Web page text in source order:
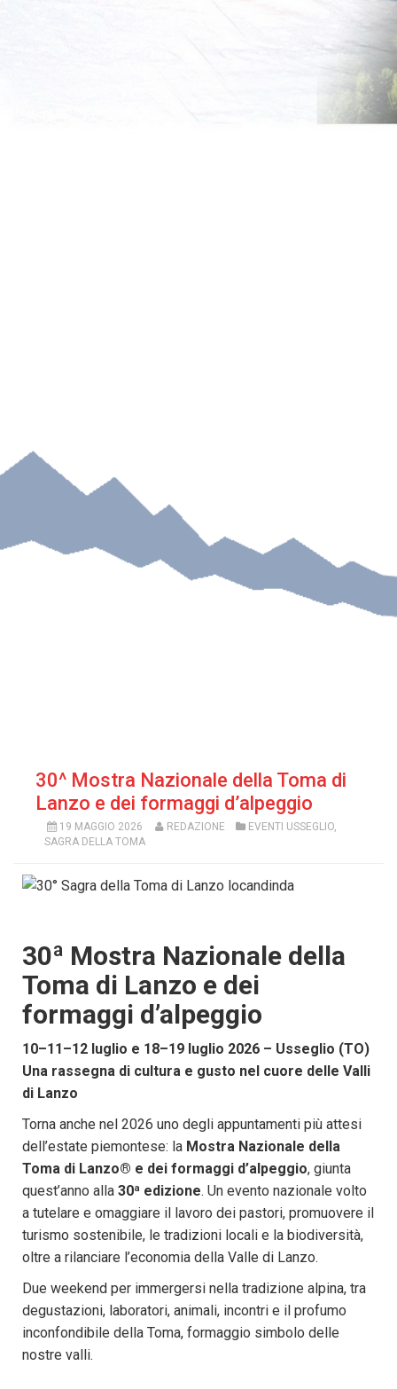
30^ Mostra Nazionale della Toma di
Lanzo e dei formaggi d’alpeggio
19 MAGGIO 2026 REDAZIONE EVENTI USSEGLIO,
SAGRA DELLA TOMA
30ª Mostra Nazionale della
Toma di Lanzo e dei
formaggi d’alpeggio
10–11–12 luglio e 18–19 luglio 2026 – Usseglio (TO)
Una rassegna di cultura e gusto nel cuore delle Valli
di Lanzo
Torna anche nel 2026 uno degli appuntamenti più attesi
dell’estate piemontese: la Mostra Nazionale della
Toma di Lanzo® e dei formaggi d’alpeggio, giunta
quest’anno alla 30ª edizione. Un evento nazionale volto
a tutelare e omaggiare il lavoro dei pastori, promuovere il
turismo sostenibile, le tradizioni locali e la biodiversità,
oltre a rilanciare l’economia della Valle di Lanzo.
Due weekend per immergersi nella tradizione alpina, tra
degustazioni, laboratori, animali, incontri e il profumo
inconfondibile della Toma, formaggio simbolo delle
nostre valli.